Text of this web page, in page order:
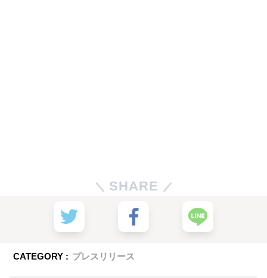
SHARE
CATEGORY : プレスリリース